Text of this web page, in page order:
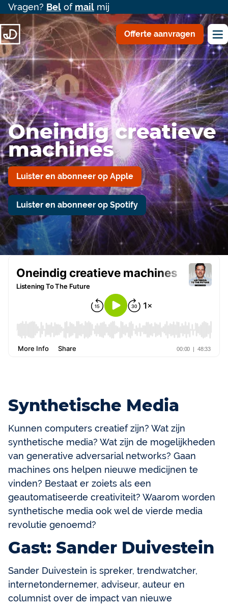
Vragen? Bel of mail mij
Offerte aanvragen
Oneindig creatieve
machines
Luister en abonneer op Apple
Luister en abonneer op Spotify
Synthetische Media
Kunnen computers creatief zijn? Wat zijn
synthetische media? Wat zijn de mogelijkheden
van generative adversarial networks? Gaan
machines ons helpen nieuwe medicijnen te
vinden? Bestaat er zoiets als een
geautomatiseerde creativiteit? Waarom worden
synthetische media ook wel de vierde media
revolutie genoemd?
Gast: Sander Duivestein
Sander Duivestein is spreker, trendwatcher,
internetondernemer, adviseur, auteur en
columnist over de impact van nieuwe